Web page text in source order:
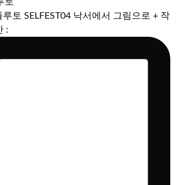
토 SELFEST04 낙서에서 그림으로 + 작
: